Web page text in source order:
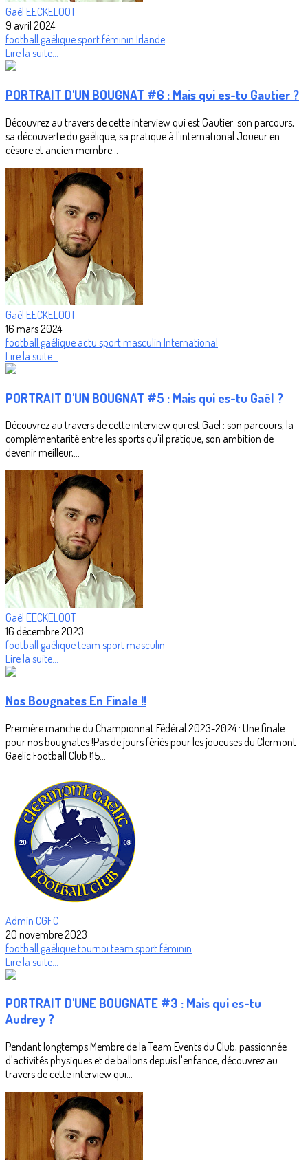
Gaël EECKELOOT
9 avril 2024
football gaéliquesport féminin Irlande
Lire la suite...
PORTRAIT D'UN BOUGNAT #6 : Mais qui es-tu Gautier ?
Découvrez au travers de cette interview qui est Gautier: son parcours,
sa découverte du gaélique, sa pratique à l'international.Joueur en
césure et ancien membre...
Gaël EECKELOOT
16 mars 2024
football gaélique actu sport masculin International
Lire la suite...
PORTRAIT D'UN BOUGNAT #5 : Mais qui es-tu Gaël ?
Découvrez au travers de cette interview qui est Gaël : son parcours, la
complémentarité entre les sports qu'il pratique, son ambition de
devenir meilleur,...
Gaël EECKELOOT
16 décembre 2023
football gaélique team sport masculin
Lire la suite...
Nos Bougnates En Finale !!
Première manche du Championnat Fédéral 2023-2024 : Une finale
pour nos bougnates !Pas de jours fériés pour les joueuses du Clermont
Gaelic Football Club !15...
Admin CGFC
20 novembre 2023
football gaélique tournoi team sport féminin
Lire la suite...
PORTRAIT D'UNE BOUGNATE #3 : Mais qui es-tu
Audrey ?
Pendant longtemps Membre de la Team Events du Club, passionnée
d'activités physiques et de ballons depuis l'enfance, découvrez au
travers de cette interview qui...